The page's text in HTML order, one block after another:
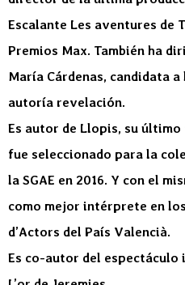
Escalante Les aventures de
Premios Max. También ha
María Cárdenas, candidata
autoría revelación.
Es autor de Llopis, su
fue seleccionado para la
la SGAE en 2016. Y con el
como mejor intérprete en
d’Actors del País Valencià.
Es co-autor del